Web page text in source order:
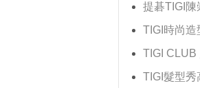
提碁TIGI陳
TIGI時尚造
TIGI CLUB
TIGI髮型秀